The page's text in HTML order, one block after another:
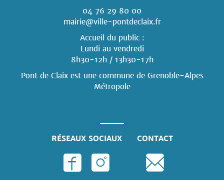
04 76 29 80 00
mairie@ville-pontdeclaix.fr
Accueil du public :
Lundi au vendredi
8h30-12h / 13h30-17h
Pont de Claix est une commune de Grenoble-Alpes
Métropole
RÉSEAUX SOCIAUX CONTACT